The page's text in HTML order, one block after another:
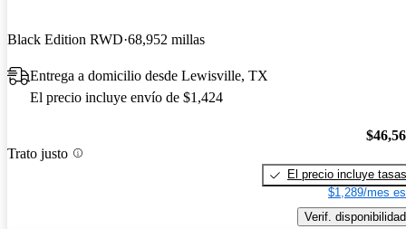
Black Edition RWD 68,952 millas
Entrega a domicilio desde Lewisville, TX
El precio incluye envío de $1,424
Trato justo
El precio incluye tasas
$1,289/mes
Verif. disponibilidad